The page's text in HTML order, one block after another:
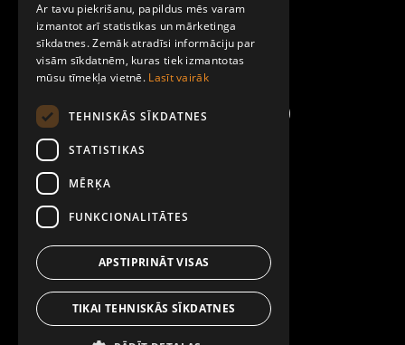
Noteikumi un līgumi
Kontakti
Ar tavu piekrišanu, papildus mēs varam
izmantot arī statistikas un mārketinga
sīkdatnes. Zemāk atradīsi informāciju par
visām sīkdatnēm, kuras tiek izmantotas
mūsu tīmekļa vietnē. Lasīt vairāk
TEHNISKĀS SĪKDATNES
STATISTIKAS
MĒRĶA
FUNKCIONALITĀTES
APSTIPRINĀT VISAS
TIKAI TEHNISKĀS SĪKDATNES